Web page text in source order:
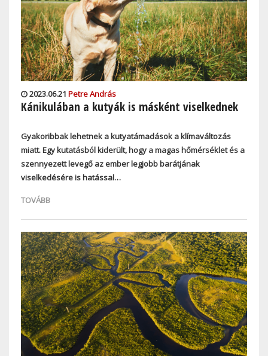
2023.06.21 Petre András
Kánikulában a kutyák is másként viselkednek
Gyakoribbak lehetnek a kutyatámadások a klímaváltozás
miatt. Egy kutatásból kiderült, hogy a magas hőmérséklet és a
szennyezett levegő az ember legjobb barátjának
viselkedésére is hatással…
TOVÁBB